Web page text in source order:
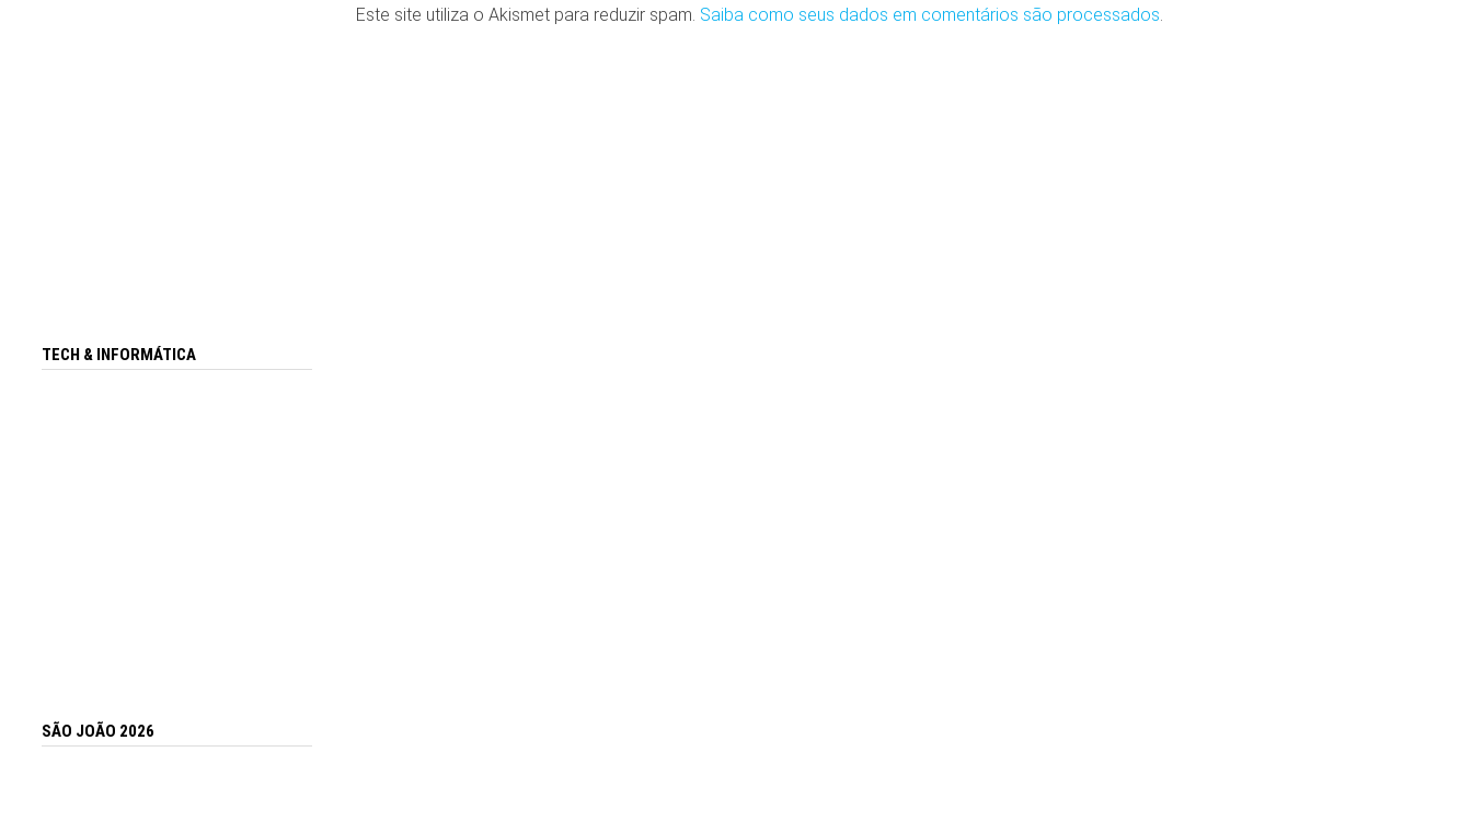
Este site utiliza o Akismet para reduzir spam. Saiba como seus dados em comentários são processados.
TECH & INFORMÁTICA
SÃO JOÃO 2026